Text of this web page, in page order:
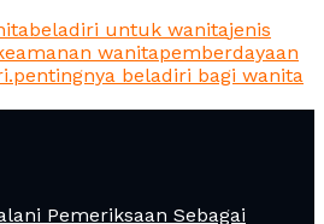
beladiri untuk wanitajenis
wanitapemberdayaan
pentingnya beladiri bagi wanita